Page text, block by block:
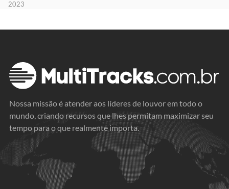
2023
Nossa missão é atender aos líderes de louvor em todo o
mundo, criando recursos que lhes permitam maximizar seu
tempo para o que realmente importa.